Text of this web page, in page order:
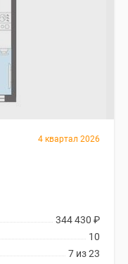
4 квартал 2026
344 430 ₽
10
7 из 23